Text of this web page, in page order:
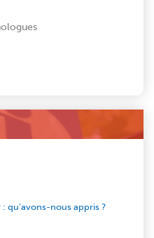
qu’avons-nous appris ?